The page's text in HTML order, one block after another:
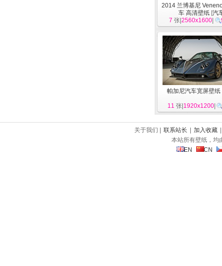
2014 兰博基尼
车 高清壁纸 [汽
7 张|2560x1600
帕加尼汽车宽屏壁纸
11 张| 1920x1200
关于我们 | 联系站长 加入收藏
本站所有壁纸，均
EN
CN